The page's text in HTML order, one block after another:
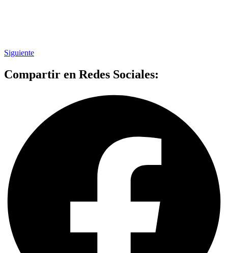
Siguiente
Compartir en Redes Sociales: